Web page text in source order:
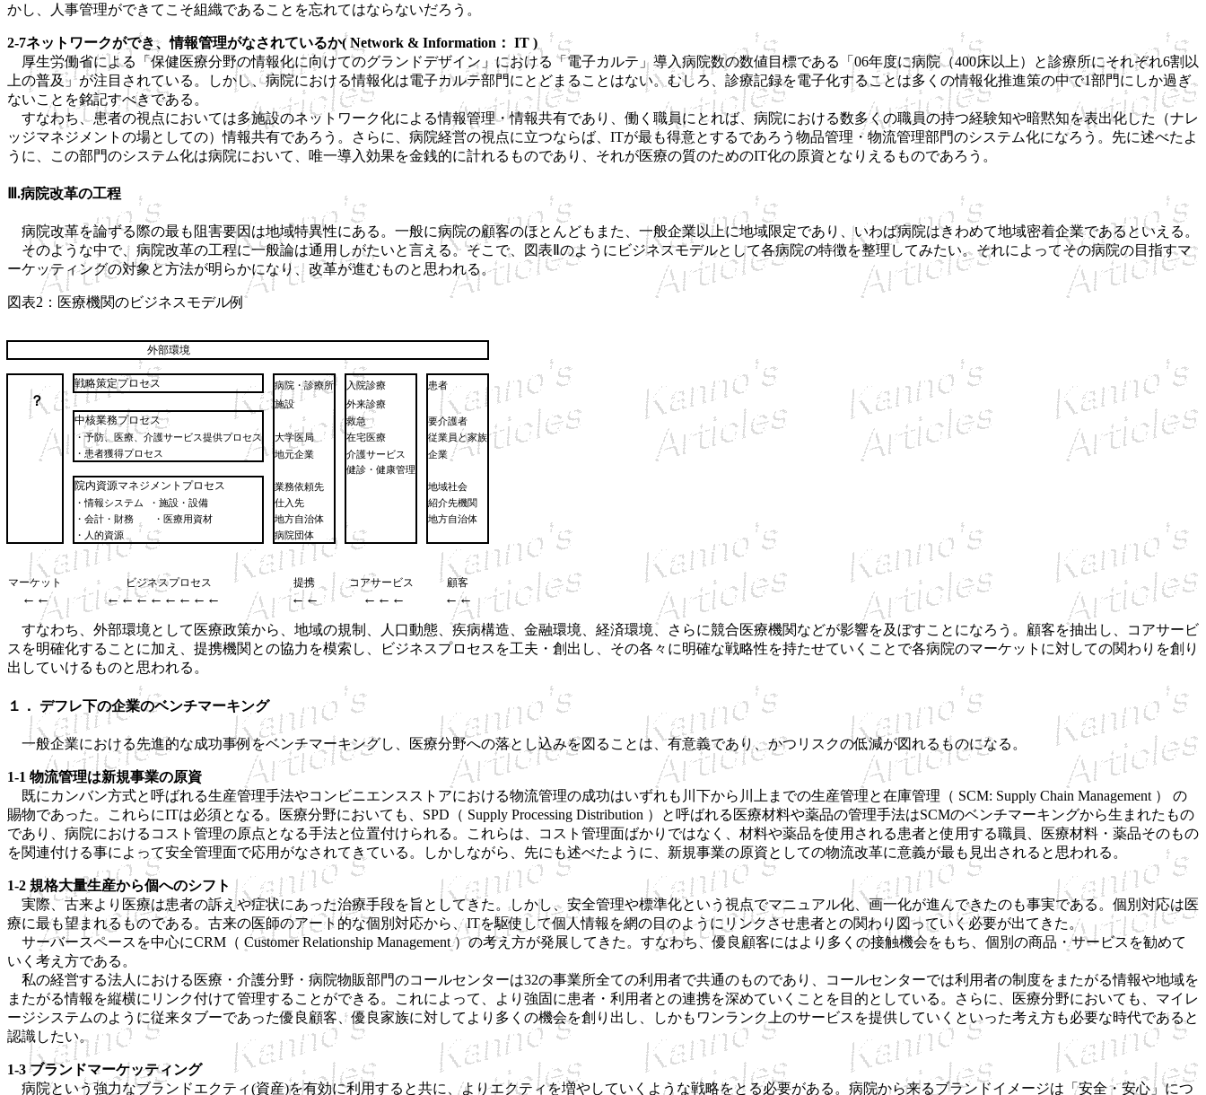
かし、人事管理ができてこそ組織であることを忘れてはならないだろう。
2-7ネットワークができ、情報管理がなされているか( Network & Information： IT )
厚生労働省による「保健医療分野の情報化に向けてのグランドデザイン」における「電子カルテ」導入病院数の数値目標である「06年度に病院（400床以上）と診療所にそれぞれ6割以
上の普及」が注目されている。しかし、病院における情報化は電子カルテ部門にとどまることはない。むしろ、診療記録を電子化することは多くの情報化推進策の中で1部門にしか過ぎ
ないことを銘記すべきである。
すなわち、患者の視点においては多施設のネットワーク化による情報管理・情報共有であり、働く職員にとれば、病院における数多くの職員の持つ経験知や暗黙知を表出化した（ナレ
ッジマネジメントの場としての）情報共有であろう。さらに、病院経営の視点に立つならば、ITが最も得意とするであろう物品管理・物流管理部門のシステム化になろう。先に述べたよ
うに、この部門のシステム化は病院において、唯一導入効果を金銭的に計れるものであり、それが医療の質のためのIT化の原資となりえるものであろう。
Ⅲ.病院改革の工程
病院改革を論ずる際の最も阻害要因は地域特異性にある。一般に病院の顧客のほとんどもまた、一般企業以上に地域限定であり、いわば病院はきわめて地域密着企業であるといえる。
そのような中で、病院改革の工程に一般論は通用しがたいと言える。そこで、図表Ⅱのようにビジネスモデルとして各病院の特徴を整理してみたい。それによってその病院の目指すマ
ーケッティングの対象と方法が明らかになり、改革が進むものと思われる。
図表2：医療機関のビジネスモデル例
外部環境
戦略策定プロセス 病院・診療所 入院診療 患者
？ 施設 外来診療
中核業務プロセス 救急
要介護者
・予防、医療、介護サービス提供プロセス
大学医局 在宅医療
従業員と家族
・患者獲得プロセス
地元企業 介護サービス
企業
健診・健康管理
院内資源マネジメントプロセス 業務依頼先
地域社会
・情報システム
・施設・設備 仕入先
紹介先機関
・会計・財務 ・医療用資材
地方自治体
地方自治体
・人的資源
病院団体
マーケット ビジネスプロセス 提携 コアサービス 顧客
←← ←←←←←←←← ←← ←←← ←←
すなわち、外部環境として医療政策から、地域の規制、人口動態、疾病構造、金融環境、経済環境、さらに競合医療機関などが影響を及ぼすことになろう。顧客を抽出し、コアサービ
スを明確化することに加え、提携機関との協力を模索し、ビジネスプロセスを工夫・創出し、その各々に明確な戦略性を持たせていくことで各病院のマーケットに対しての関わりを創り
出していけるものと思われる。
１． デフレ下の企業のベンチマーキング
一般企業における先進的な成功事例をベンチマーキングし、医療分野への落とし込みを図ることは、有意義であり、かつリスクの低減が図れるものになる。
1-1 物流管理は新規事業の原資
既にカンバン方式と呼ばれる生産管理手法やコンビニエンスストアにおける物流管理の成功はいずれも川下から川上までの生産管理と在庫管理（ SCM: Supply Chain Management ） の
賜物であった。これらにITは必須となる。医療分野においても、SPD（ Supply Processing Distribution ）と呼ばれる医療材料や薬品の管理手法はSCMのベンチマーキングから生まれたもの
であり、病院におけるコスト管理の原点となる手法と位置付けられる。これらは、コスト管理面ばかりではなく、材料や薬品を使用される患者と使用する職員、医療材料・薬品そのもの
を関連付ける事によって安全管理面で応用がなされてきている。しかしながら、先にも述べたように、新規事業の原資としての物流改革に意義が最も見出されると思われる。
1-2 規格大量生産から個へのシフト
実際、古来より医療は患者の訴えや症状にあった治療手段を旨としてきた。しかし、安全管理や標準化という視点でマニュアル化、画一化が進んできたのも事実である。個別対応は医
療に最も望まれるものである。古来の医師のアート的な個別対応から、ITを駆使して個人情報を網の目のようにリンクさせ患者との関わり図っていく必要が出てきた。
サーバースペースを中心にCRM（ Customer Relationship Management ）の考え方が発展してきた。すなわち、優良顧客にはより多くの接触機会をもち、個別の商品・サービスを勧めて
いく考え方である。
私の経営する法人における医療・介護分野・病院物販部門のコールセンターは32の事業所全ての利用者で共通のものであり、コールセンターでは利用者の制度をまたがる情報や地域を
またがる情報を縦横にリンク付けて管理することができる。これによって、より強固に患者・利用者との連携を深めていくことを目的としている。さらに、医療分野においても、マイレ
ージシステムのように従来タブーであった優良顧客、優良家族に対してより多くの機会を創り出し、しかもワンランク上のサービスを提供していくといった考え方も必要な時代であると
認識したい。
1-3 ブランドマーケッティング
病院という強力なブランドエクティ(資産)を有効に利用すると共に、よりエクティを増やしていくような戦略をとる必要がある。病院から来るブランドイメージは「安全・安心」につ